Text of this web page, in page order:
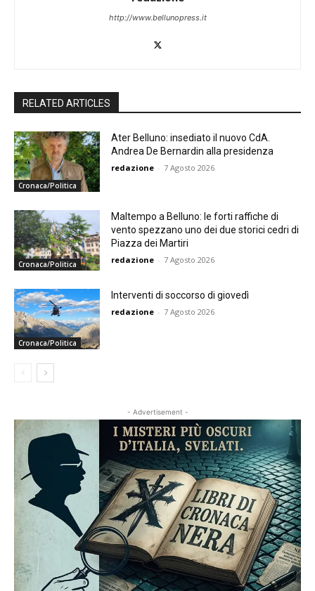
http://www.bellunopress.it
RELATED ARTICLES
Cronaca/Politica
Ater Belluno: insediato il nuovo CdA.
Andrea De Bernardin alla presidenza
redazione - 7 Agosto 2026
Cronaca/Politica
Maltempo a Belluno: le forti raffiche di
vento spezzano uno dei due storici cedri di
Piazza dei Martiri
redazione - 7 Agosto 2026
Cronaca/Politica
Interventi di soccorso di giovedì
redazione - 7 Agosto 2026
- Advertisement -